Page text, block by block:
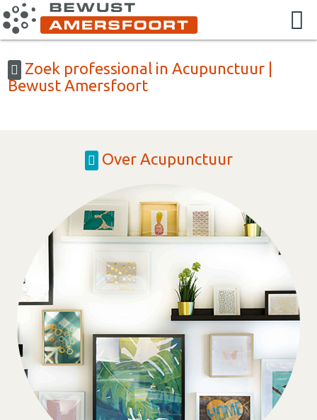
Zoek professional in Acupunctuur |
Bewust Amersfoort
Over Acupunctuur